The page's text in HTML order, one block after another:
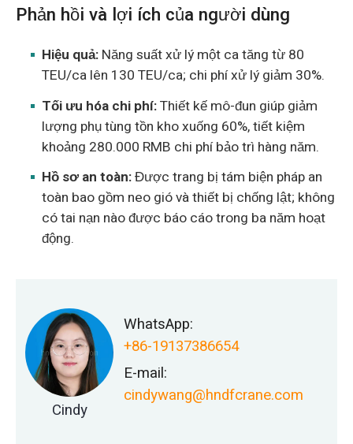
Phản hồi và lợi ích của người dùng
Hiệu quả: Năng suất xử lý một ca tăng từ 80
TEU/ca lên 130 TEU/ca; chi phí xử lý giảm 30%.
Tối ưu hóa chi phí:Thiết kế mô-đun giúp giảm
lượng phụ tùng tồn kho xuống 60%, tiết kiệm
khoảng 280.000 RMB chi phí bảo trì hàng năm.
Hồ sơ an toàn:Được trang bị tám biện pháp an
toàn bao gồm neo gió và thiết bị chống lật; không
có tai nạn nào được báo cáo trong ba năm hoạt
động.
Cindy
WhatsApp:
+86-19137386654
E-mail:
cindywang@hndfcrane.com